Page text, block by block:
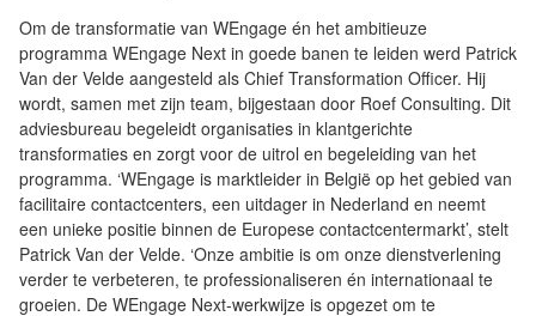
Om de transformatie van WEngage én het ambitieuze
programma WEngage Next in goede banen te leiden werd Patrick
Van der Velde aangesteld als Chief Transformation Officer. Hij
wordt, samen met zijn team, bijgestaan door Roef Consulting. Dit
adviesbureau begeleidt organisaties in klantgerichte
transformaties en zorgt voor de uitrol en begeleiding van het
programma. ‘WEngage is marktleider in België op het gebied van
facilitaire contactcenters, een uitdager in Nederland en neemt
een unieke positie binnen de Europese contactcentermarkt’, stelt
Patrick Van der Velde. ‘Onze ambitie is om onze dienstverlening
verder te verbeteren, te professionaliseren én internationaal te
groeien. De WEngage Next-werkwijze is opgezet om te